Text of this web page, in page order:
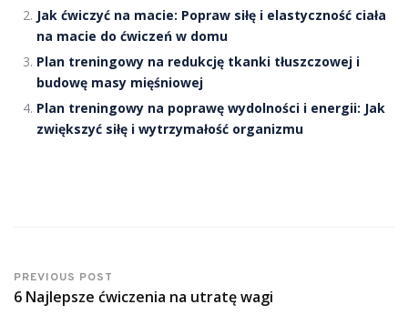
Jak ćwiczyć na macie: Popraw siłę i elastyczność ciała
na macie do ćwiczeń w domu
Plan treningowy na redukcję tkanki tłuszczowej i
budowę masy mięśniowej
Plan treningowy na poprawę wydolności i energii: Jak
zwiększyć siłę i wytrzymałość organizmu
PREVIOUS POST
6 Najlepsze ćwiczenia na utratę wagi